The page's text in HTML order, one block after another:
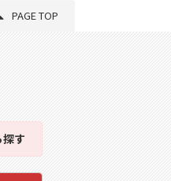
PAGE TOP
探す